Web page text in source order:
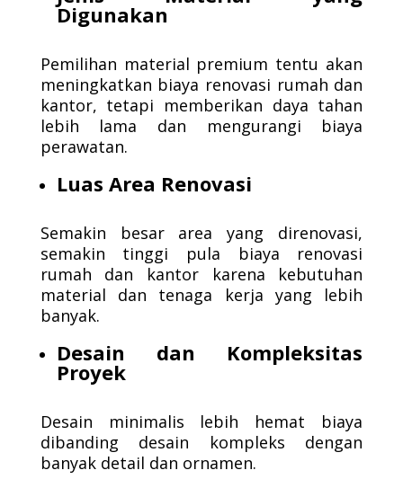
Digunakan
Pemilihan material premium tentu akan
meningkatkan biaya renovasi rumah dan
kantor, tetapi memberikan daya tahan
lebih lama dan mengurangi biaya
perawatan.
Luas Area Renovasi
Semakin besar area yang direnovasi,
semakin tinggi pula biaya renovasi
rumah dan kantor karena kebutuhan
material dan tenaga kerja yang lebih
banyak.
Desain dan Kompleksitas
Proyek
Desain minimalis lebih hemat biaya
dibanding desain kompleks dengan
banyak detail dan ornamen.